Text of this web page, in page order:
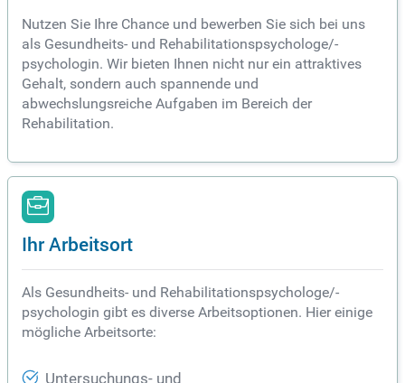
Nutzen Sie Ihre Chance und bewerben Sie sich bei uns
als Gesundheits- und Rehabilitationspsychologe/-
psychologin. Wir bieten Ihnen nicht nur ein attraktives
Gehalt, sondern auch spannende und
abwechslungsreiche Aufgaben im Bereich der
Rehabilitation.
Ihr Arbeitsort
Als Gesundheits- und Rehabilitationspsychologe/-
psychologin gibt es diverse Arbeitsoptionen. Hier einige
mögliche Arbeitsorte:
Untersuchungs- und